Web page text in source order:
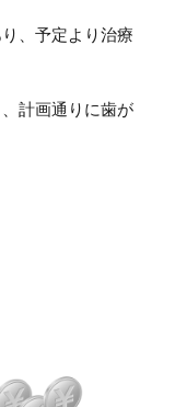
、予定より治療
計画通りに歯が